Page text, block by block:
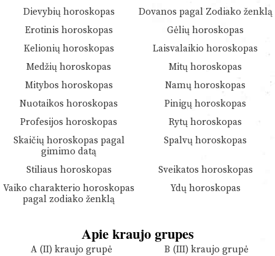
Dievybių horoskopas
Dovanos pagal Zodiako ženklą
Erotinis horoskopas
Gėlių horoskopas
Kelionių horoskopas
Laisvalaikio horoskopas
Medžių horoskopas
Mitų horoskopas
Mitybos horoskopas
Namų horoskopas
Nuotaikos horoskopas
Pinigų horoskopas
Profesijos horoskopas
Rytų horoskopas
Skaičių horoskopas pagal
gimimo datą
Spalvų horoskopas
Stiliaus horoskopas
Sveikatos horoskopas
Vaiko charakterio horoskopas
pagal zodiako ženklą
Ydų horoskopas
Apie kraujo grupes
A (II) kraujo grupė
B (III) kraujo grupė